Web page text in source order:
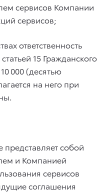
сервисов Компании
сервисов;
ответственность
15 Гражданского
000 (десятью
на него при
собой
и Компанией
сервисов
соглашения